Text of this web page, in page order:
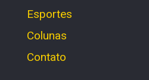
Esportes
Colunas
Contato